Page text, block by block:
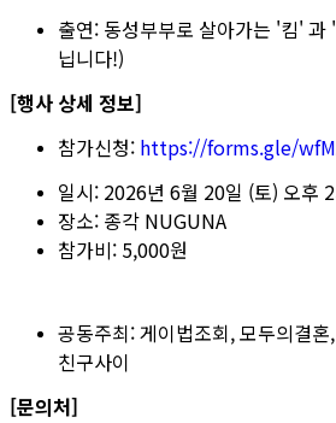
출연: 동성부부로 살아가는 '킴'
닙니다!)
[행사 상세 정보]
참가신청: https://forms.gle/
일시: 2026년 6월 20일 (토) 오후
장소: 종각 NUGUNA
참가비: 5,000원
공동주최: 게이법조회, 모두의결
친구사이
[문의처]